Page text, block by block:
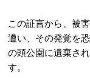
この証言から、被
遭い、その発覚を
の頭公園に遺棄さ
す。